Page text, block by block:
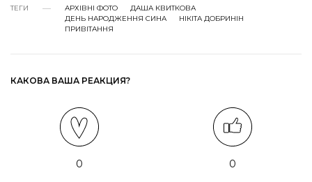
ТЕГИ АРХІВНІ ФОТО
ДАША КВИТКОВА
ДЕНЬ НАРОДЖЕННЯ СИНА
НІКІТА ДОБРИНІН
ПРИВІТАННЯ
КАКОВА ВАША РЕАКЦИЯ?
0 0